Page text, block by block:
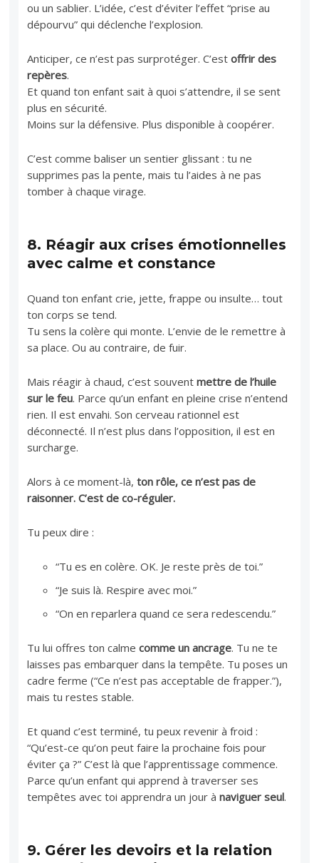
ou un sablier. L’idée, c’est d’éviter l’effet “prise au
dépourvu” qui déclenche l’explosion.
Anticiper, ce n’est pas surprotéger. C’estoffrir des
repères.
Et quand ton enfant sait à quoi s’attendre, il se sent
plus en sécurité.
Moins sur la défensive. Plus disponible à coopérer.
C’est comme baliser un sentier glissant : tu ne
supprimes pas la pente, mais tu l’aides à ne pas
tomber à chaque virage.
8. Réagir aux crises émotionnelles
avec calme et constance
Quand ton enfant crie, jette, frappe ou insulte… tout
ton corps se tend.
Tu sens la colère qui monte. L’envie de le remettre à
sa place. Ou au contraire, de fuir.
Mais réagir à chaud, c’est souventmettre de l’huile
sur le feu. Parce qu’un enfant en pleine crise n’entend
rien. Il est envahi. Son cerveau rationnel est
déconnecté. Il n’est plus dans l’opposition, il est en
surcharge.
Alors à ce moment-là,ton rôle, ce n’est pas de
raisonner. C’est de co-réguler.
Tu peux dire :
“Tu es en colère. OK. Je reste près de toi.”
“Je suis là. Respire avec moi.”
“On en reparlera quand ce sera redescendu.”
Tu lui offres ton calmecomme un ancrage. Tu ne te
laisses pas embarquer dans la tempête. Tu poses un
cadre ferme (“Ce n’est pas acceptable de frapper.”),
mais tu restes stable.
Et quand c’est terminé, tu peux revenir à froid :
“Qu’est-ce qu’on peut faire la prochaine fois pour
éviter ça ?” C’est là que l’apprentissage commence.
Parce qu’un enfant qui apprend à traverser ses
tempêtes avec toi apprendra un jour ànaviguer seul.
9. Gérer les devoirs et la relation